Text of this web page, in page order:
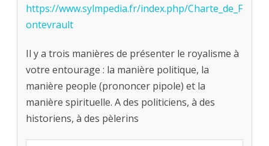
https://www.sylmpedia.fr/index.php/Charte_de_F
ontevrault
Il y a trois manières de présenter le royalisme à
votre entourage : la manière politique, la
manière people (prononcer pipole) et la
manière spirituelle. A des politiciens, à des
historiens, à des pèlerins